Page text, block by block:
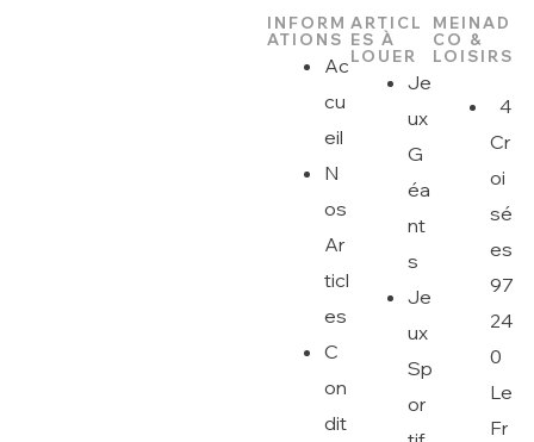
INFORM
ATIONS
Ac
cu
eil
N
os
Ar
ticl
es
C
on
dit
ARTICL
ES À
LOUER
Je
ux
G
éa
nt
s
Je
ux
Sp
or
MEINAD
CO &
LOISIRS
4
Cr
oi
sé
es
97
24
0
Le
Fr